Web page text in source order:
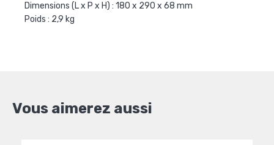
Dimensions (L x P x H) : 180 x 290 x 68 mm
Poids : 2,9 kg
Vous aimerez aussi